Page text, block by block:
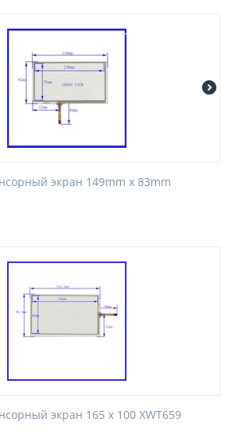
экран 149mm х 83mm
экран 165 х 100 XWT659